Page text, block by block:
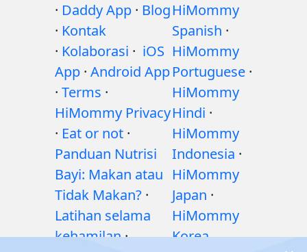
· Daddy App · Blog
· Kontak
· Kolaborasi · iOS
App · Android App
· Terms ·
HiMommy Privacy
· Eat or not ·
Panduan Nutrisi
Bayi: Makan atau
Tidak Makan? ·
Latihan selama
kehamilan·
HiMommy
Spanish ·
HiMommy
Portuguese ·
HiMommy
Hindi ·
HiMommy
Indonesia ·
HiMommy
Japan ·
HiMommy
Korea